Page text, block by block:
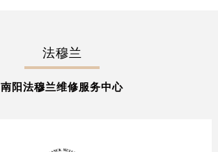
法穆兰
南阳法穆兰维修服务中心